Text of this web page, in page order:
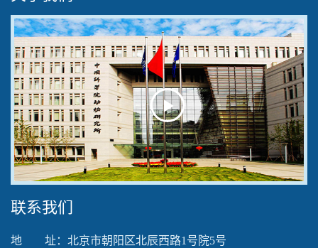
Play
Video
联系我们
地 址：北京市朝阳区北辰西路1号院5号